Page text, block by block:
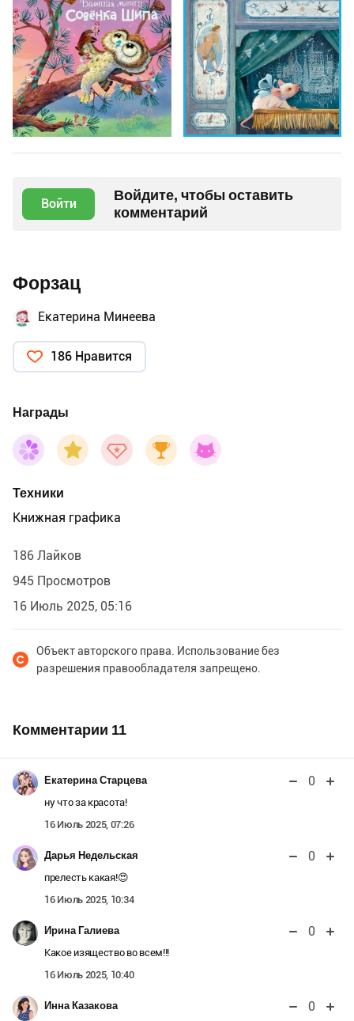
Войти
Войдите, чтобы оставить
комментарий
Форзац
Екатерина Минеева
186 Нравится
Награды
Техники
Книжная графика
186 Лайков
945 Просмотров
16 Июль 2025, 05:16
Объект авторского права. Использование без
разрешения правообладателя запрещено.
Комментарии 11
Екатерина Старцева 0
ну что за красота!
16 Июль 2025, 07:26
Дарья Недельская 0
прелесть какая!😍
16 Июль 2025, 10:34
Ирина Галиева 0
Какое изящество во всем!!!
16 Июль 2025, 10:40
Инна Казакова 0